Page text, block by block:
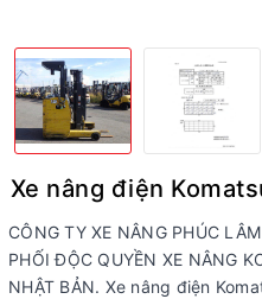
Xe nâng điện
CÔNG TY XE NÂNG PHÚC
PHỐI ĐỘC QUYỀN XE NÂNG
NHẬT BẢN. Xe nâng điện